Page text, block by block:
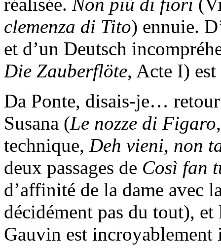
réalisée. Non più di fiori
clemenza di Tito) ennuie.
et d’un Deutsch
Die Zauberflöte, Acte I)
Da Ponte, disais-je…
Susana (Le nozze di Figaro
technique, Deh vieni, non
deux passages de Così fan
d’affinité de la dame avec
décidément pas du tout),
Gauvin est